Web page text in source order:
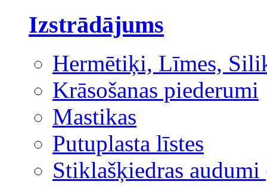
Izstrādājums
Hermētiķi, Līmes,
Krāsošanas piederumi
Mastikas
Putuplasta līstes
Stiklašķiedras audumi